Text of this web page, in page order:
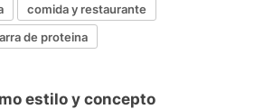
comida y restaurante
de proteina
estilo y concepto